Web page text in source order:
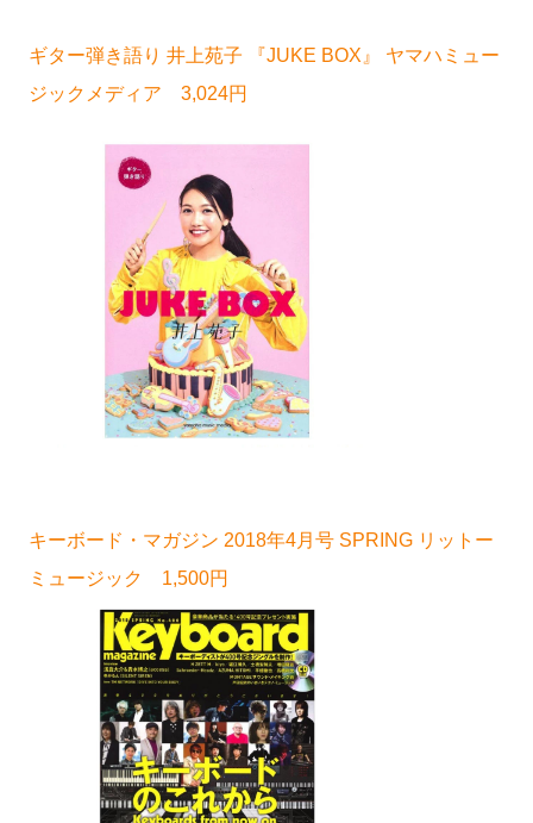
ギター弾き語り 井上苑子 『JUKE BOX』 ヤマハミュー
ジックメディア 3,024円
キーボード・マガジン 2018年4月号 SPRING リットー
ミュージック 1,500円